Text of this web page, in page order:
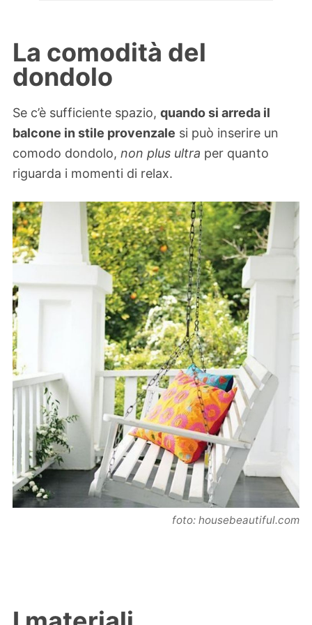
La comodità del
dondolo
Se c’è sufficiente spazio, quando si arreda il
balcone in stile provenzale si può inserire un
comodo dondolo, non plus ultra per quanto
riguarda i momenti di relax.
foto: housebeautiful.com